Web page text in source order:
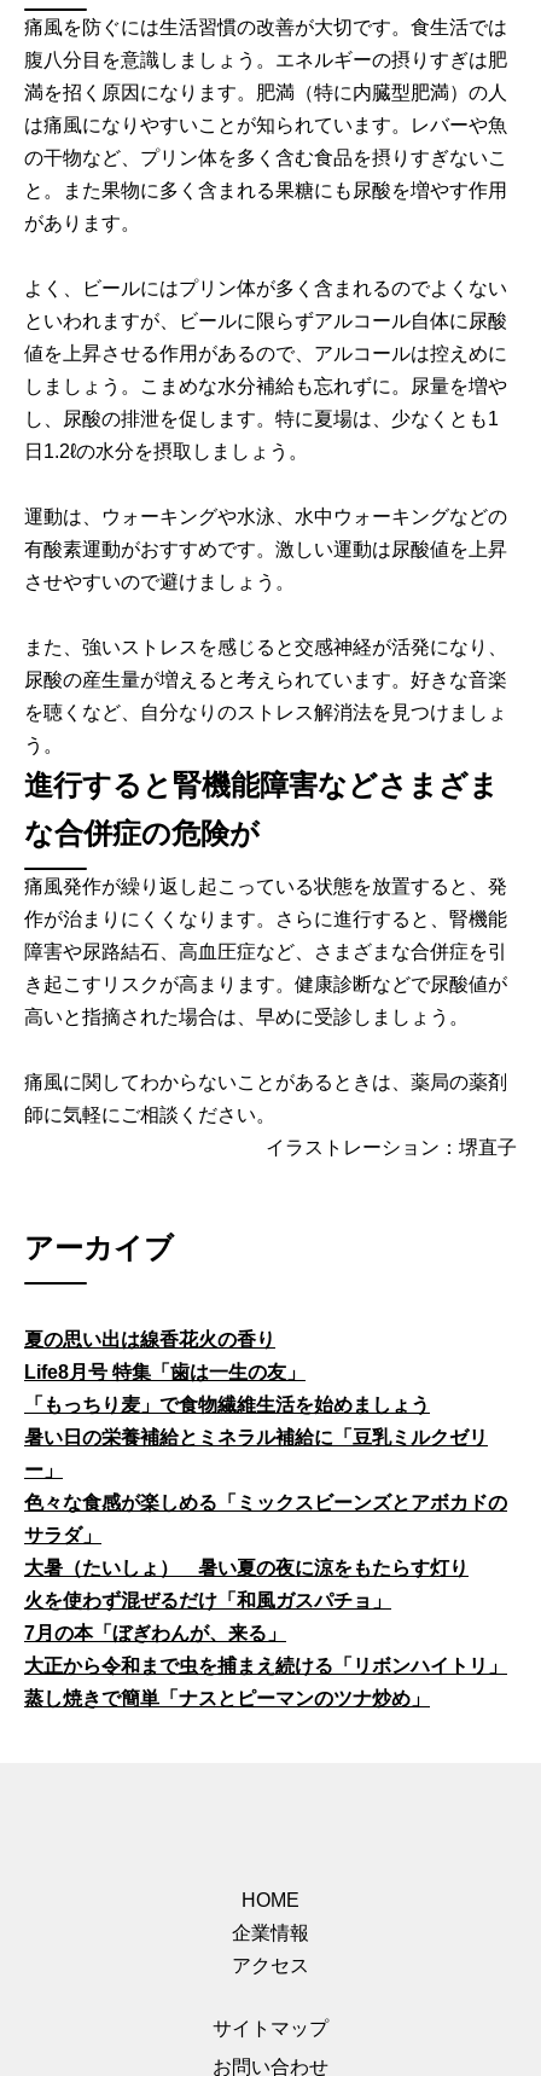
痛風を防ぐには生活習慣の改善が大切です。食生活では
腹八分目を意識しましょう。エネルギーの摂りすぎは肥
満を招く原因になります。肥満（特に内臓型肥満）の人
は痛風になりやすいことが知られています。レバーや魚
の干物など、プリン体を多く含む食品を摂りすぎないこ
と。また果物に多く含まれる果糖にも尿酸を増やす作用
があります。
よく、ビールにはプリン体が多く含まれるのでよくない
といわれますが、ビールに限らずアルコール自体に尿酸
値を上昇させる作用があるので、アルコールは控えめに
しましょう。こまめな水分補給も忘れずに。尿量を増や
し、尿酸の排泄を促します。特に夏場は、少なくとも1
日1.2ℓの水分を摂取しましょう。
運動は、ウォーキングや水泳、水中ウォーキングなどの
有酸素運動がおすすめです。激しい運動は尿酸値を上昇
させやすいので避けましょう。
また、強いストレスを感じると交感神経が活発になり、
尿酸の産生量が増えると考えられています。好きな音楽
を聴くなど、自分なりのストレス解消法を見つけましょ
う。
進行すると腎機能障害などさまざま
な合併症の危険が
痛風発作が繰り返し起こっている状態を放置すると、発
作が治まりにくくなります。さらに進行すると、腎機能
障害や尿路結石、高血圧症など、さまざまな合併症を引
き起こすリスクが高まります。健康診断などで尿酸値が
高いと指摘された場合は、早めに受診しましょう。
痛風に関してわからないことがあるときは、薬局の薬剤
師に気軽にご相談ください。
イラストレーション：堺直子
アーカイブ
夏の思い出は線香花火の香り
Life8月号 特集「歯は一生の友」
「もっちり麦」で食物繊維生活を始めましょう
暑い日の栄養補給とミネラル補給に「豆乳ミルクゼリ
ー」
色々な食感が楽しめる「ミックスビーンズとアボカドの
サラダ」
大暑（たいしょ） 暑い夏の夜に涼をもたらす灯り
火を使わず混ぜるだけ「和風ガスパチョ」
7月の本「ぼぎわんが、来る」
大正から令和まで虫を捕まえ続ける「リボンハイトリ」
蒸し焼きで簡単「ナスとピーマンのツナ炒め」
HOME
企業情報
アクセス
サイトマップ
お問い合わせ